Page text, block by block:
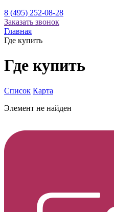
8 (495) 252-08-28
Заказать звонок
Главная
Где купить
Где купить
Список Карта
Элемент не найден